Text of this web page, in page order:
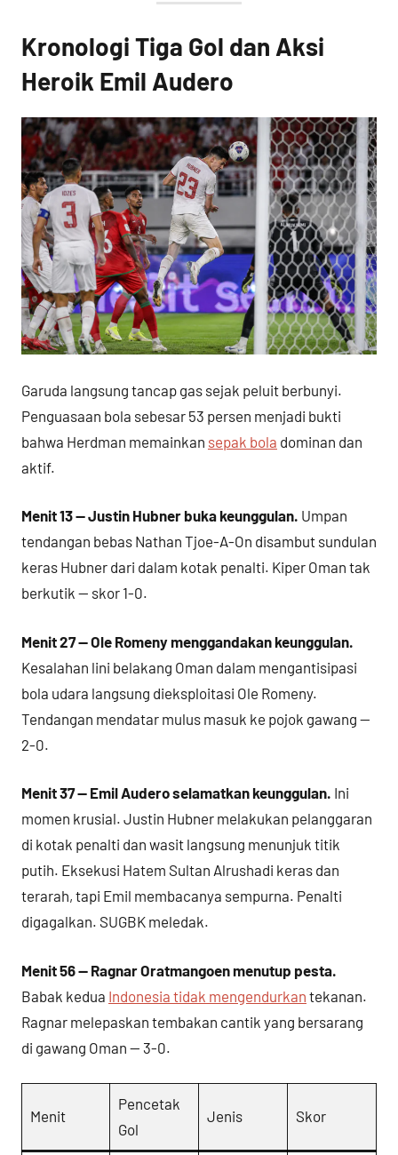
Kronologi Tiga Gol dan Aksi
Heroik Emil Audero
Garuda langsung tancap gas sejak peluit berbunyi.
Penguasaan bola sebesar 53 persen menjadi bukti
bahwa Herdman memainkan sepak bola dominan dan
aktif.
Menit 13 — Justin Hubner buka keunggulan. Umpan
tendangan bebas Nathan Tjoe-A-On disambut sundulan
keras Hubner dari dalam kotak penalti. Kiper Oman tak
berkutik — skor 1-0.
Menit 27 — Ole Romeny menggandakan keunggulan.
Kesalahan lini belakang Oman dalam mengantisipasi
bola udara langsung dieksploitasi Ole Romeny.
Tendangan mendatar mulus masuk ke pojok gawang —
2-0.
Menit 37 — Emil Audero selamatkan keunggulan. Ini
momen krusial. Justin Hubner melakukan pelanggaran
di kotak penalti dan wasit langsung menunjuk titik
putih. Eksekusi Hatem Sultan Alrushadi keras dan
terarah, tapi Emil membacanya sempurna. Penalti
digagalkan. SUGBK meledak.
Menit 56 — Ragnar Oratmangoen menutup pesta.
Babak kedua Indonesia tidak mengendurkan tekanan.
Ragnar melepaskan tembakan cantik yang bersarang
di gawang Oman — 3-0.
Menit
Pencetak
Gol
Jenis Skor